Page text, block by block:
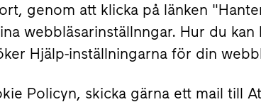
genom att klicka på länken
webbläsarinställnngar. Hur du
Hjälp-inställningarna för din
Policyn, skicka gärna ett mail till